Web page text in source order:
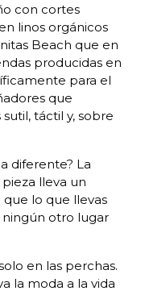
con cortes
linos orgánicos
Beach que en
producidas en
para el
que
táctil y, sobre
diferente? La
lleva un
lo que llevas
otro lugar
en las perchas.
la moda a la vida